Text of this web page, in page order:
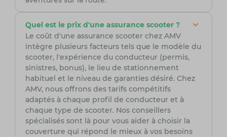
Quel est le prix d'une assurance scooter ?
Le coût d'une assurance scooter chez AMV
intègre plusieurs facteurs tels que le modèle du
scooter, l'expérience du conducteur (permis,
sinistres, bonus), le lieu de stationnement
habituel et le niveau de garanties désiré. Chez
AMV, nous offrons des tarifs compétitifs
adaptés à chaque profil de conducteur et à
chaque type de scooter. Nos conseillers
spécialisés sont là pour vous aider à choisir la
couverture qui répond le mieux à vos besoins